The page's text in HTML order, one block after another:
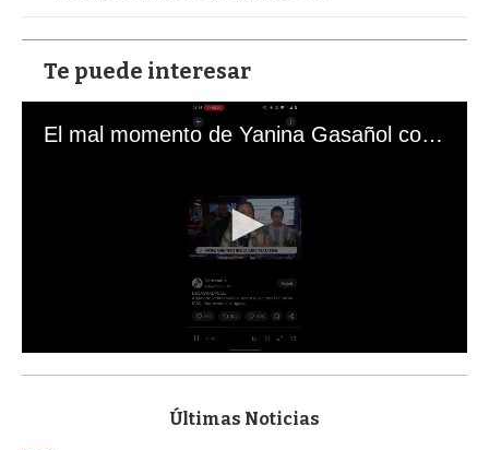
Te puede interesar
El mal momento de Yanina Gasañol con un hincha argentino en "Subrayado"
s
Últimas Noticias